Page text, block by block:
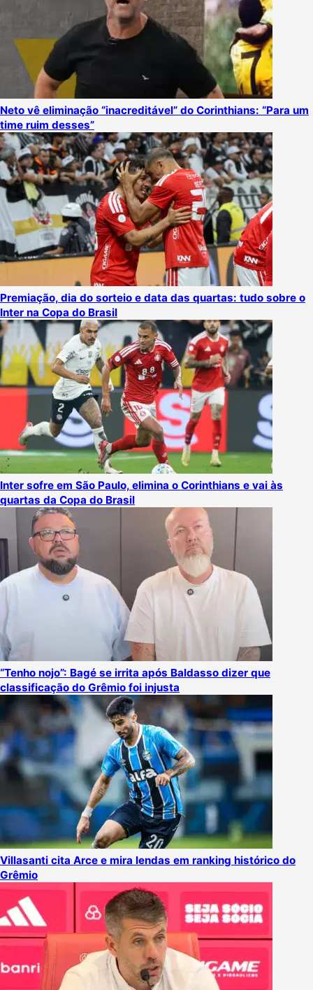
Neto vê eliminação “inacreditável” do Corinthians: “Para um
time ruim desses”
Premiação, dia do sorteio e data das quartas: tudo sobre o
Inter na Copa do Brasil
Inter sofre em São Paulo, elimina o Corinthians e vai às
quartas da Copa do Brasil
“Tenho nojo”: Bagé se irrita após Baldasso dizer que
classificação do Grêmio foi injusta
Villasanti cita Arce e mira lendas em ranking histórico do
Grêmio